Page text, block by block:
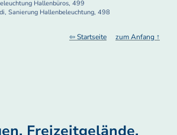
Hallenbüros, 499
Sanierung Hallenbeleuchtung, 498
⇦ Startseite zum Anfang ↑
Freizeitgelände,